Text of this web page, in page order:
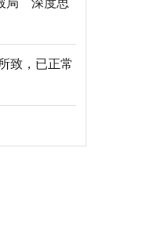
局 深度思
致，已正常